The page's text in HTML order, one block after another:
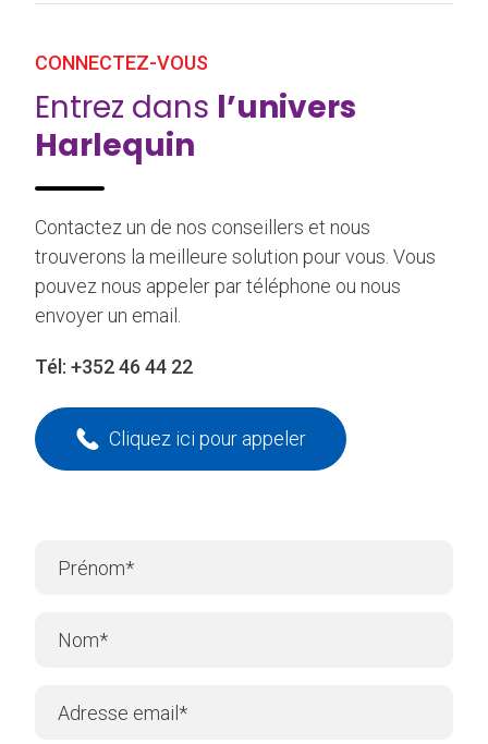
CONNECTEZ-VOUS
Entrez dans l’univers
Harlequin
Contactez un de nos conseillers et nous
trouverons la meilleure solution pour vous. Vous
pouvez nous appeler par téléphone ou nous
envoyer un email.
Tél: +352 46 44 22
Cliquez ici pour appeler